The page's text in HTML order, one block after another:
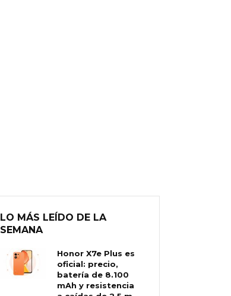
LO MÁS LEÍDO DE LA
SEMANA
Honor X7e Plus es
oficial: precio,
batería de 8.100
mAh y resistencia